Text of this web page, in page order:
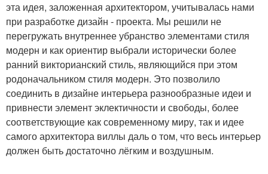
эта идея, заложенная архитектором, учитывалась нами
при разработке дизайн - проекта. Мы решили не
перегружать внутреннее убранство элементами стиля
модерн и как ориентир выбрали исторически более
ранний викторианский стиль, являющийся при этом
родоначальником стиля модерн. Это позволило
соединить в дизайне интерьера разнообразные идеи и
привнести элемент эклектичности и свободы, более
соответствующие как современному миру, так и идее
самого архитектора виллы даль о том, что весь интерьер
должен быть достаточно лёгким и воздушным.